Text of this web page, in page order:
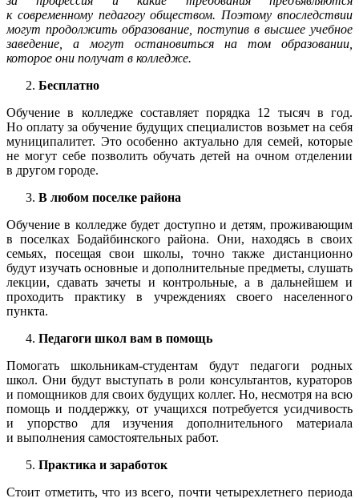
к современному педагогу обществом. Поэтому впоследствии
могут продолжить образование, поступив в высшее учебное
заведение, а могут остановиться на том образовании,
которое они получат в колледже.
Бесплатно
Обучение в колледже составляет порядка 12 тысяч в год.
Но оплату за обучение будущих специалистов возьмет на себя
муниципалитет. Это особенно актуально для семей, которые
не могут себе позволить обучать детей на очном отделении
в другом городе.
В любом поселке района
Обучение в колледже будет доступно и детям, проживающим
в поселках Бодайбинского района. Они, находясь в своих
семьях, посещая свои школы, точно также дистанционно
будут изучать основные и дополнительные предметы, слушать
лекции, сдавать зачеты и контрольные, а в дальнейшем и
проходить практику в учреждениях своего населенного
пункта.
Педагоги школ вам в помощь
Помогать школьникам-студентам будут педагоги родных
школ. Они будут выступать в роли консультантов, кураторов
и помощников для своих будущих коллег. Но, несмотря на всю
помощь и поддержку, от учащихся потребуется усидчивость
и упорство для изучения дополнительного материала
и выполнения самостоятельных работ.
Практика и заработок
Стоит отметить, что из всего, почти четырехлетнего периода